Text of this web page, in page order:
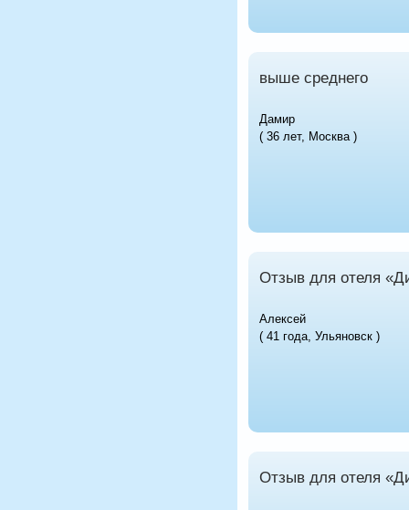
выше среднего
Дамир
( 36 лет, Москва )
Отзыв для отеля
Алексей
( 41 года, Ульяновск )
Отзыв для отеля